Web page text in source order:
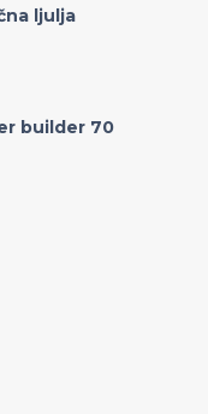
ljulja
builder 70